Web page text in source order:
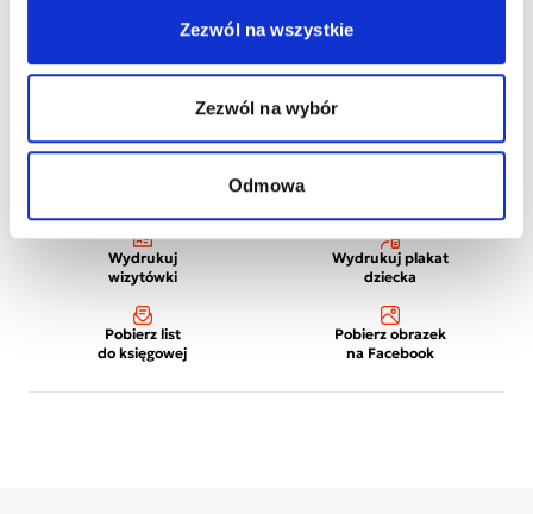
Zezwól na wszystkie
Zezwól na wybór
Odmowa
Wydrukuj
wizytówki
Wydrukuj plakat
dziecka
Pobierz list
do księgowej
Pobierz obrazek
na Facebook